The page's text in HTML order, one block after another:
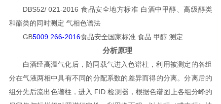
DBS52/ 021-2016 食品安全地方标准 白酒中甲醇、高级醇类
和酯类的同时测定 气相色谱法
GB5009.266-2016食品安全国家标准 食品 甲醇 测定
分析原理
白酒经高温气化后，随同载气进入色谱柱，利用被测定的各组
分在气液两相中具有不同的分配系数的差异而得的分离。分离后的
组分先后流出色谱柱，进入 FID 检测器，根据色谱图上各组分峰的